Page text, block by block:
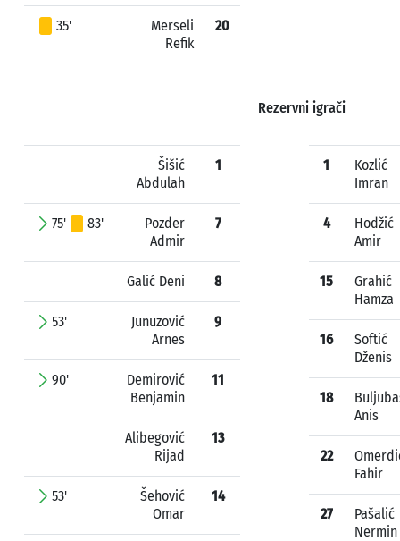
35'
Merseli
Refik
20
Rezervni igrači
Šišić
Abdulah
1
75' 83'
Pozder
Admir
7
Galić Deni 8
53'
Junuzović
Arnes
9
90'
Demirović
Benjamin
11
Alibegović
Rijad
13
53'
Šehović
Omar
14
1
Kozlić
Imran
4
Hodžić
Amir
15
Grahić
Hamza
16
Softić
Dženis
18
Anis
22
Fahir
27
Pašalić
Nermin